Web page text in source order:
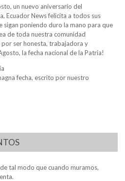
un nuevo aniversario del
Ecuador News felicita a todos sus
sigan poniendo duro la mano para que
de toda nuestra comunidad
ser honesta, trabajadora y
la fecha nacional de la Patria!
fecha, escrito por nuestro
tal modo que cuando muramos,